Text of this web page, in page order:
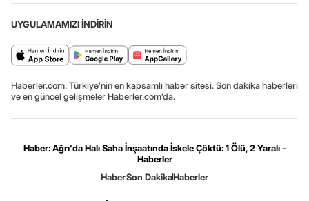
UYGULAMAMIZI İNDİRİN
Haberler.com: Türkiye’nin en kapsamlı haber sitesi. Son dakika haberleri
ve en güncel gelişmeler Haberler.com’da.
Haber: Ağrı'da Halı Saha İnşaatında İskele Çöktü: 1 Ölü, 2 Yaralı -
Haberler
HaberSon DakikaHaberler